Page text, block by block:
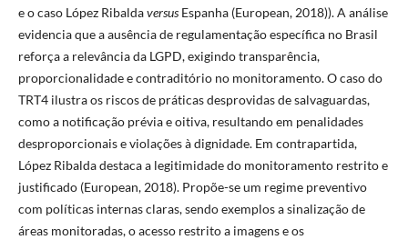
e o caso López RibaldaversusEspanha (European, 2018)). A análise
evidencia que a ausência de regulamentação específica no Brasil
reforça a relevância da LGPD, exigindo transparência,
proporcionalidade e contraditório no monitoramento. O caso do
TRT4 ilustra os riscos de práticas desprovidas de salvaguardas,
como a notificação prévia e oitiva, resultando em penalidades
desproporcionais e violações à dignidade. Em contrapartida,
López Ribalda destaca a legitimidade do monitoramento restrito e
justificado (European, 2018). Propõe-se um regime preventivo
com políticas internas claras, sendo exemplos a sinalização de
áreas monitoradas, o acesso restrito a imagens e os